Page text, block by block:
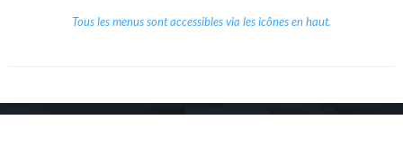
Tous les menus sont accessibles via les icônes en haut.